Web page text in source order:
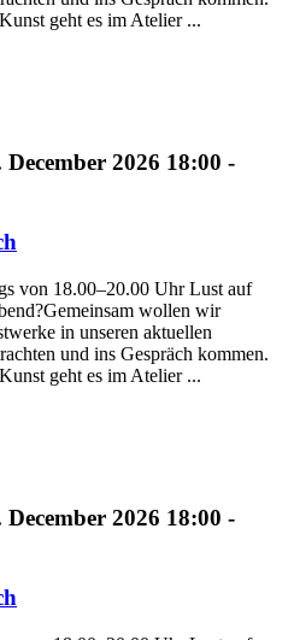
geht es im Atelier ...
2026 18:00 -
von 18.00–20.00 Uhr Lust auf
wollen wir
in unseren aktuellen
und ins Gespräch kommen.
geht es im Atelier ...
2026 18:00 -